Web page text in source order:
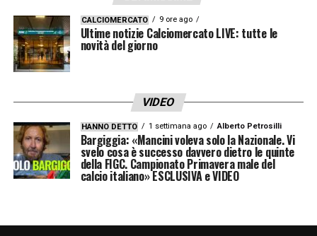
CALCIOMERCATO 9 ore ago
Ultime notizie Calciomercato LIVE: tutte le
novità del giorno
VIDEO
HANNO DETTO 1 settimana ago Alberto Petrosilli
Bargiggia: «Mancini voleva solo la Nazionale. Vi
svelo cosa è successo davvero dietro le quinte
della FIGC. Campionato Primavera male del
calcio italiano» ESCLUSIVA e VIDEO